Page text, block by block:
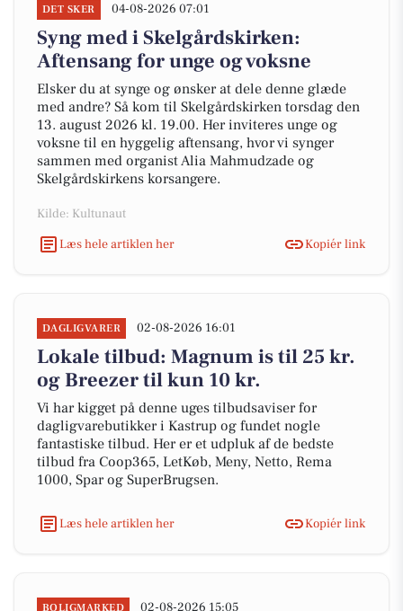
DET SKER 04-08-2026 07:01
Syng med i Skelgårdskirken:
Aftensang for unge og voksne
Elsker du at synge og ønsker at dele denne glæde
med andre? Så kom til Skelgårdskirken torsdag den
13. august 2026 kl. 19.00. Her inviteres unge og
voksne til en hyggelig aftensang, hvor vi synger
sammen med organist Alia Mahmudzade og
Skelgårdskirkens korsangere.
Kilde: Kultunaut
Læs hele artiklen her
Kopiér link
DAGLIGVARER 02-08-2026 16:01
Lokale tilbud: Magnum is til 25 kr.
og Breezer til kun 10 kr.
Vi har kigget på denne uges tilbudsaviser for
dagligvarebutikker i Kastrup og fundet nogle
fantastiske tilbud. Her er et udpluk af de bedste
tilbud fra Coop365, LetKøb, Meny, Netto, Rema
1000, Spar og SuperBrugsen.
Læs hele artiklen her Kopiér link
BOLIGMARKED 02-08-2026 15:05